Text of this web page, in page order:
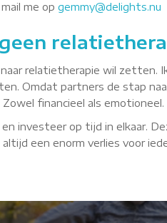
me op gemmy@delights.nu
relatietherapie wil
Omdat partners de stap
financieel als emotioneel.
investeer op tijd in elkaar.
een enorm verlies voor